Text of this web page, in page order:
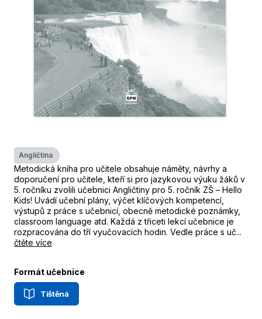
Angličtina
Metodická kniha pro učitele obsahuje náměty, návrhy a
doporučení pro učitele, kteří si pro jazykovou výuku žáků v
5. ročníku zvolili učebnici Angličtiny pro 5. ročník ZŠ – Hello
Kids! Uvádí učební plány, výčet klíčových kompetencí,
výstupů z práce s učebnicí, obecně metodické poznámky,
classroom language atd. Každá z třiceti lekcí učebnice je
rozpracována do tří vyučovacích hodin. Vedle práce s uč...
čtěte více
Formát učebnice
Tištěná